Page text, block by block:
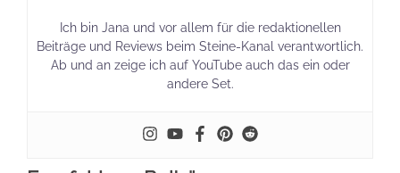
Ich bin Jana und vor allem für die redaktionellen
Beiträge und Reviews beim Steine-Kanal verantwortlich.
Ab und an zeige ich auf YouTube auch das ein oder
andere Set.